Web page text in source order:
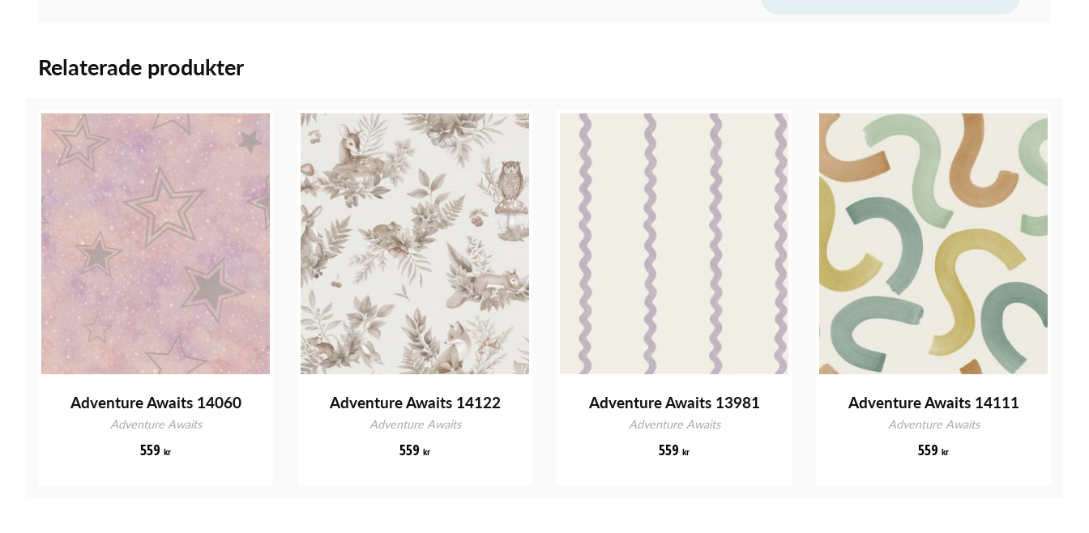
Relaterade produkter
Adventure Awaits 14060
Adventure Awaits
559 kr
Adventure Awaits 14122
Adventure Awaits
559 kr
Adventure Awaits 13981
Adventure Awaits
559 kr
Adventure Awaits 14111
Adventure Awaits
559 kr